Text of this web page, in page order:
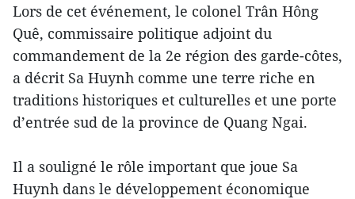
Lors de cet événement, le colonel Trân Hông
Quê, commissaire politique adjoint du
commandement de la 2e région des garde-côtes,
a décrit Sa Huynh comme une terre riche en
traditions historiques et culturelles et une porte
d’entrée sud de la province de Quang Ngai.
Il a souligné le rôle important que joue Sa
Huynh dans le développement économique